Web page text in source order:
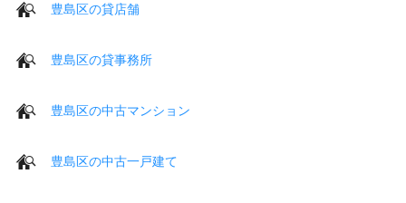
豊島区の貸店舗
豊島区の貸事務所
豊島区の中古マンション
豊島区の中古一戸建て